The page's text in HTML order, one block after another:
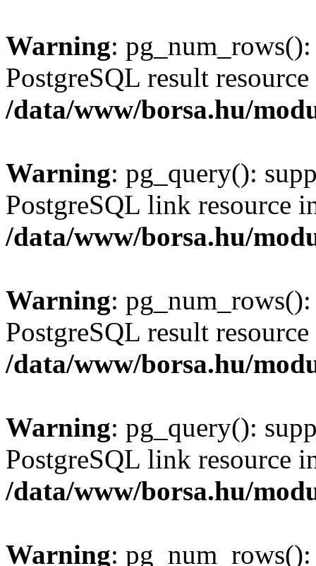
Warning:
PostgreSQL result
/data/www/borsa.hu/
Warning: pg_query():
PostgreSQL link resource
/data/www/borsa.hu/
Warning:
PostgreSQL result
/data/www/borsa.hu/
Warning: pg_query():
PostgreSQL link resource
/data/www/borsa.hu/
Warning: